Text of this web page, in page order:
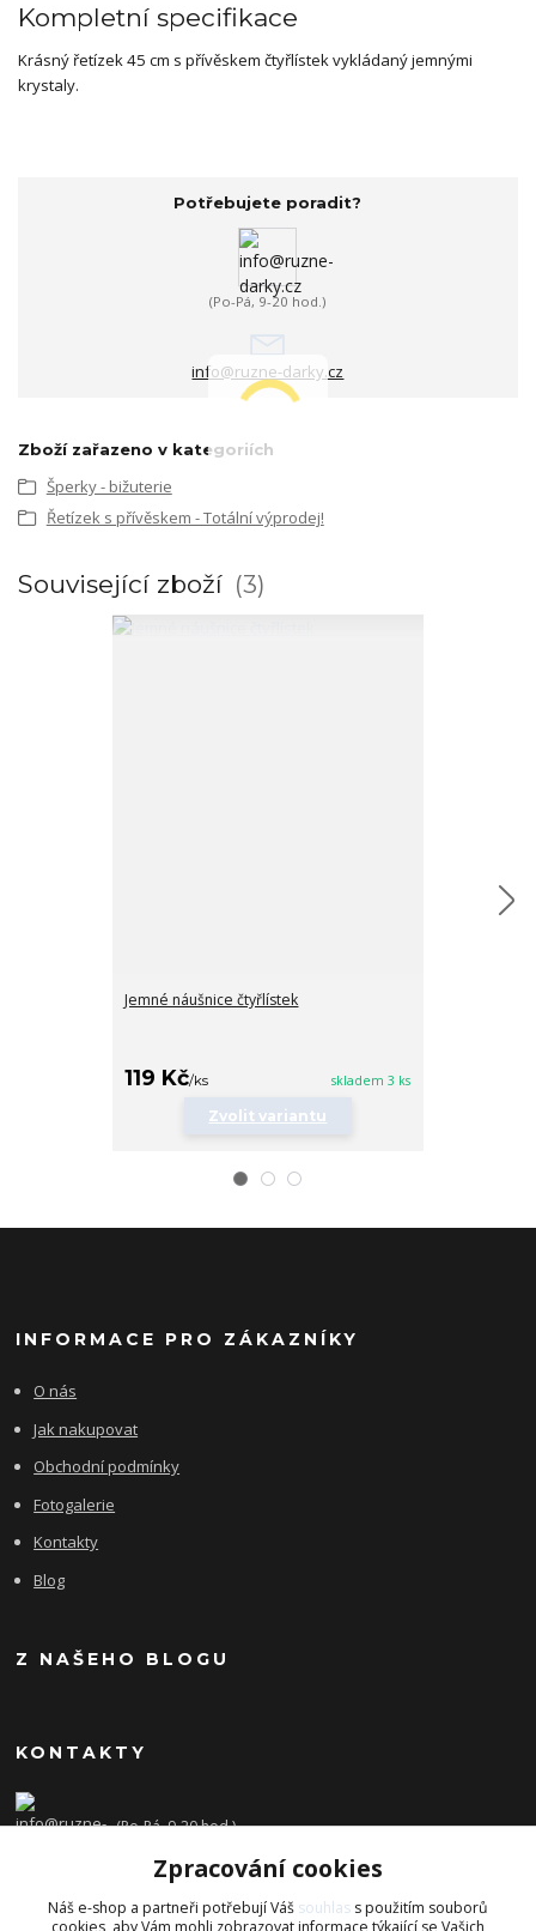
Kompletní specifikace
Krásný řetízek 45 cm s přívěskem čtyřlístek vykládaný jemnými
krystaly.
Potřebujete poradit?
(Po-Pá, 9-20 hod.)
info@ruzne-darky.cz
Zboží zařazeno v kategoriích
Šperky - bižuterie
Řetízek s přívěskem - Totální výprodej!
Související zboží 3
Jemné náušnice čtyřlístek
119 Kč/ks skladem 3 ks
Zvolit variantu
INFORMACE PRO ZÁKAZNÍKY
O nás
Jak nakupovat
Obchodní podmínky
Fotogalerie
Kontakty
Blog
Z NAŠEHO BLOGU
KONTAKTY
(Po-Pá, 9-20 hod.)
info@ruzne-darky.cz
Zpracování cookies
Náš e-shop a partneři potřebují Váš souhlas s použitím souborů
cookies, aby Vám mohli zobrazovat informace týkající se Vašich